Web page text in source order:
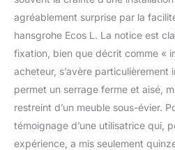
agréablement surprise par la
hansgrohe Ecos L. La notice est
fixation, bien que décrit comme «
acheteur, s’avère particulièrement
permet un serrage ferme et aisé,
restreint d’un meuble sous-évier.
témoignage d’une utilisatrice qui,
expérience, a mis seulement